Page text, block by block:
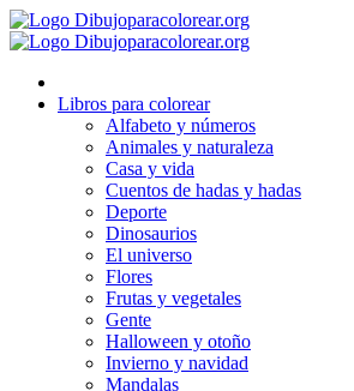
Ir
al
Libros para colorear
Alfabeto y números
Animales y naturaleza
Casa y vida
Cuentos de hadas y hadas
Deporte
Dinosaurios
El universo
Flores
Frutas y vegetales
Gente
Halloween y otoño
Invierno y navidad
Mandalas